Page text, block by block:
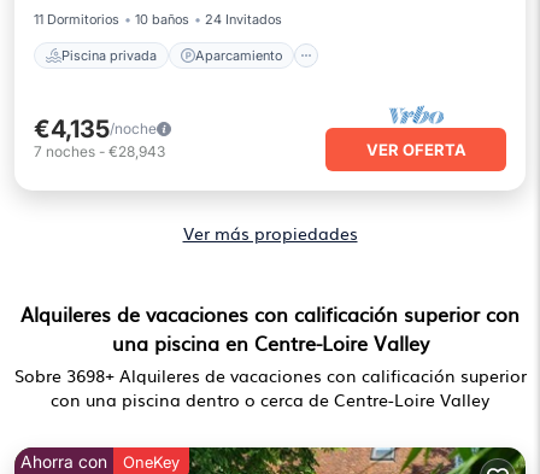
11 Dormitorios
10 baños 24 Invitados
Piscina privada Aparcamiento
€4,135/noche
7 noches - €28,943 VER OFERTA
Ver más propiedades
Alquileres de vacaciones con calificación superior con
una piscina en Centre-Loire Valley
Sobre 3698+ Alquileres de vacaciones con calificación superior
con una piscina dentro o cerca de Centre-Loire Valley
Ahorra con OneKey